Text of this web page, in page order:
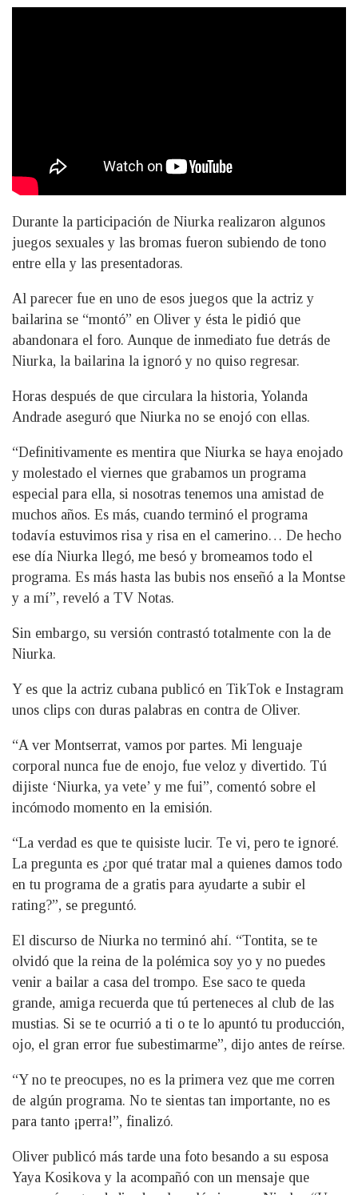
Durante la participación de Niurka realizaron algunos
juegos sexuales y las bromas fueron subiendo de tono
entre ella y las presentadoras.
Al parecer fue en uno de esos juegos que la actriz y
bailarina se “montó” en Oliver y ésta le pidió que
abandonara el foro. Aunque de inmediato fue detrás de
Niurka, la bailarina la ignoró y no quiso regresar.
Horas después de que circulara la historia, Yolanda
Andrade aseguró que Niurka no se enojó con ellas.
“Definitivamente es mentira que Niurka se haya enojado
y molestado el viernes que grabamos un programa
especial para ella, si nosotras tenemos una amistad de
muchos años. Es más, cuando terminó el programa
todavía estuvimos risa y risa en el camerino… De hecho
ese día Niurka llegó, me besó y bromeamos todo el
programa. Es más hasta las bubis nos enseñó a la Montse
y a mí”, reveló a TV Notas.
Sin embargo, su versión contrastó totalmente con la de
Niurka.
Y es que la actriz cubana publicó en TikTok e Instagram
unos clips con duras palabras en contra de Oliver.
“A ver Montserrat, vamos por partes. Mi lenguaje
corporal nunca fue de enojo, fue veloz y divertido. Tú
dijiste ‘Niurka, ya vete’ y me fui”, comentó sobre el
incómodo momento en la emisión.
“La verdad es que te quisiste lucir. Te vi, pero te ignoré.
La pregunta es ¿por qué tratar mal a quienes damos todo
en tu programa de a gratis para ayudarte a subir el
rating?”, se preguntó.
El discurso de Niurka no terminó ahí. “Tontita, se te
olvidó que la reina de la polémica soy yo y no puedes
venir a bailar a casa del trompo. Ese saco te queda
grande, amiga recuerda que tú perteneces al club de las
mustias. Si se te ocurrió a ti o te lo apuntó tu producción,
ojo, el gran error fue subestimarme”, dijo antes de reírse.
“Y no te preocupes, no es la primera vez que me corren
de algún programa. No te sientas tan importante, no es
para tanto ¡perra!”, finalizó.
Oliver publicó más tarde una foto besando a su esposa
Yaya Kosikova y la acompañó con un mensaje que